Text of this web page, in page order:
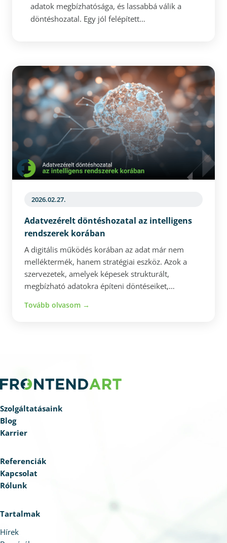
adatok megbízhatósága, és lassabbá válik a
döntéshozatal. Egy jól felépített
kulcsfolyamatokat. A Keira AI+ kész ERP-alapra
épülő, mégis testre szabható megoldást kínál
azoknak a cégeknek, amelyek rugalmasabb,
átláthatóbb és skálázhatóbb működésre
szeretnének átállni.
2026.02.27.
Adatvezérelt döntéshozatal az intelligens
rendszerek korában
A digitális működés korában az adat már nem
melléktermék, hanem stratégiai eszköz. Azok a
szervezetek, amelyek képesek strukturált,
megbízható adatokra építeni döntéseiket,
Az AI-alapú, egyedi rendszerek nemcsak
nem technológiai kérdés, hanem tudatos stratégiai
Tovább olvasom →
Szolgáltatásaink
Blog
Karrier
Referenciák
Kapcsolat
Rólunk
Tartalmak
Hírek